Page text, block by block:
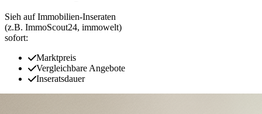
Sieh auf Immobilien‑Inseraten
(z.B. ImmoScout24, immowelt)
sofort:
Marktpreis
Vergleichbare Angebote
Inseratsdauer